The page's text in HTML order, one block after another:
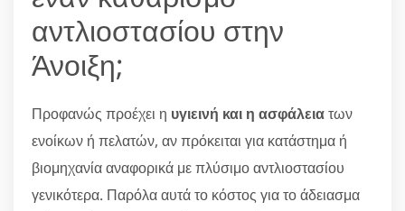
αντλιοστασίου στην
Άνοιξη;
Προφανώς προέχει η υγιεινή και η ασφάλειατων
ενοίκων ή πελατών, αν πρόκειται για κατάστημα ή
βιομηχανία αναφορικά με πλύσιμο αντλιοστασίου
γενικότερα. Παρόλα αυτά το κόστος για το άδειασμα